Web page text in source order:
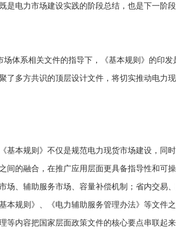
是电力市场建设实践的阶段总结，也是下一阶
系相关文件的指导下，《基本规则》的印发
了多方共识的顶层设计文件，将切实推动电力现
本规则》不仅是规范电力现货市场建设，同
间的融合，在推广应用层面更具备指导性和可
场、辅助服务市场、容量补偿机制；省内交易
本规则》、《电力辅助服务管理办法》等文件
内容把国家层面政策文件的核心要点串联起来